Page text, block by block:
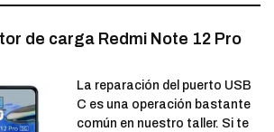
de carga Redmi Note 12 Pro
La reparación del puerto USB
C es una operación bastante
común en nuestro taller. Si te